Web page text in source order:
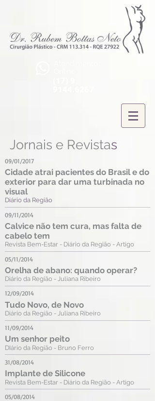
Jornais e Revistas
09/01/2017
Cidade atrai pacientes do Brasil e do
exterior para dar uma turbinada no
visual
Diário da Região
09/11/2014
Calvice não tem cura, mas falta de
cabelo tem
Revista Bem-Estar - Diário da Região - Artigo
05/11/2014
Orelha de abano: quando operar?
Diário da Região - Juliana Ribeiro
12/09/2014
Tudo Novo, de Novo
Diário da Região - Juliana Ribeiro
11/09/2014
Um senhor peito
DIário da Região - Bruno Ferro
31/08/2014
Implante de Silicone
Revista Bem-Estar - Diário da Região - Artigo
05/08/2014